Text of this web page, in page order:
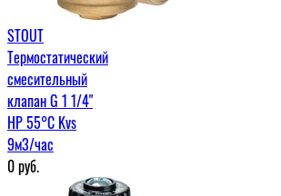
STOUT
Термостатический
смесительный
клапан G 1 1/4"
НР 55°С Kvs
9м3/час
0руб.